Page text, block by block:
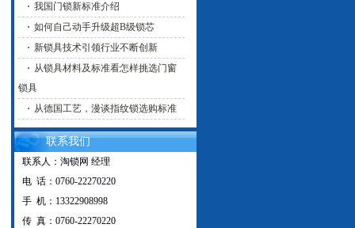
我国门锁新标准介绍
如何自己动手升级超B级锁芯
新锁具技术引领行业不断创新
从锁具材料及标准看怎样挑选门窗
锁具
从德国工艺，漫谈指纹锁选购标准
联系我们
联系人：淘锁网 经理
电 话：0760-22270220
手 机：13322908998
传 真：0760-22270220